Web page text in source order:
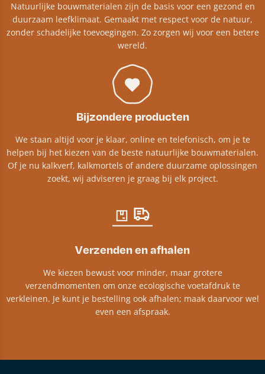
Natuurlijke bouwmaterialen zijn de basis voor een gezond en
duurzaam leefklimaat. Gemaakt met respect voor de natuur,
zonder schadelijke toevoegingen. Zo zorgen wij voor een betere
wereld.
Bijzondere producten
We staan altijd voor je klaar, online en telefonisch, om je te
helpen bij het kiezen van de beste natuurlijke bouwmaterialen.
Of je nu kalkverf, kalkmortels of andere duurzame oplossingen
zoekt, wij adviseren je graag bij elk project.​
Verzenden en afhalen
We kiezen bewust voor minder, maar grotere
verzendmomenten om onze ecologische voetafdruk te
verkleinen. Je kunt je bestelling ook afhalen; maak daarvoor wel
even een afspraak.